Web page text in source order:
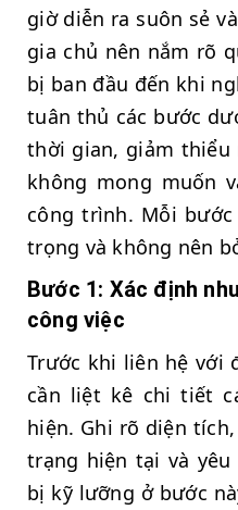
giờ diễn ra suôn sẻ
gia chủ nên nắm rõ
bị ban đầu đến khi
tuân thủ các bước
thời gian, giảm
không mong muốn
công trình. Mỗi
trọng và không nên
Bước 1: Xác định
công việc
Trước khi liên hệ với
cần liệt kê chi tiết
hiện. Ghi rõ diện
trạng hiện tại và yêu
bị kỹ lưỡng ở bước